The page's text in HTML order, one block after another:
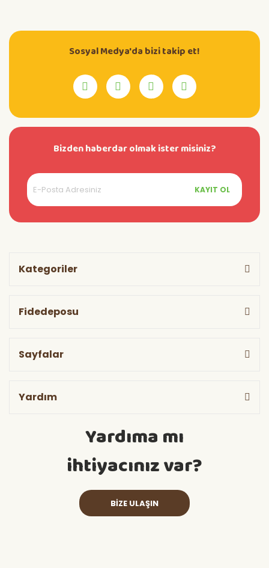
Sosyal Medya'da bizi takip et!
Bizden haberdar olmak ister misiniz?
KAYIT OL
Kategoriler
Fidedeposu
Sayfalar
Yardım
Yardıma mı
ihtiyacınız var?
BİZE ULAŞIN